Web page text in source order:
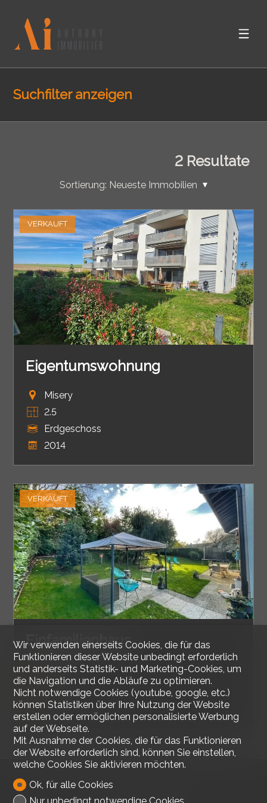
Suchfilter anzeigen
2 Resultate
Sortierung: Neueste Immobilien
VERKAUFT
Eigentumswohnung
Misery
2.5
Erdgeschoss
2014
VERKAUFT
Einfamilienhaus
Misery
162 m²
960 m²
5.5
Wir verwenden einerseits Cookies, die für das
Funktionieren dieser Website unbedingt erforderlich
und anderseits Statistik- und Marketing-Cookies, um
die Navigation und die Abläufe zu optimieren.
Nicht notwendige Cookies (youtube, google, etc.)
können Statistiken über Ihre Nutzung der Website
erstellen oder ermöglichen personalisierte Werbung
auf der Webseite.
Mit Ausnahme der Cookies, die für das Funktionieren
der Website erforderlich sind, können Sie einstellen,
welche Cookies Sie aktivieren möchten.
Ok, für alle Cookies